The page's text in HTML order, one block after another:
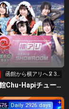
函館から横アリへ🦑31
0万目標！キラ星
【求】
函館Chu-Hapiチューハピ🌈
Daily 2926 days